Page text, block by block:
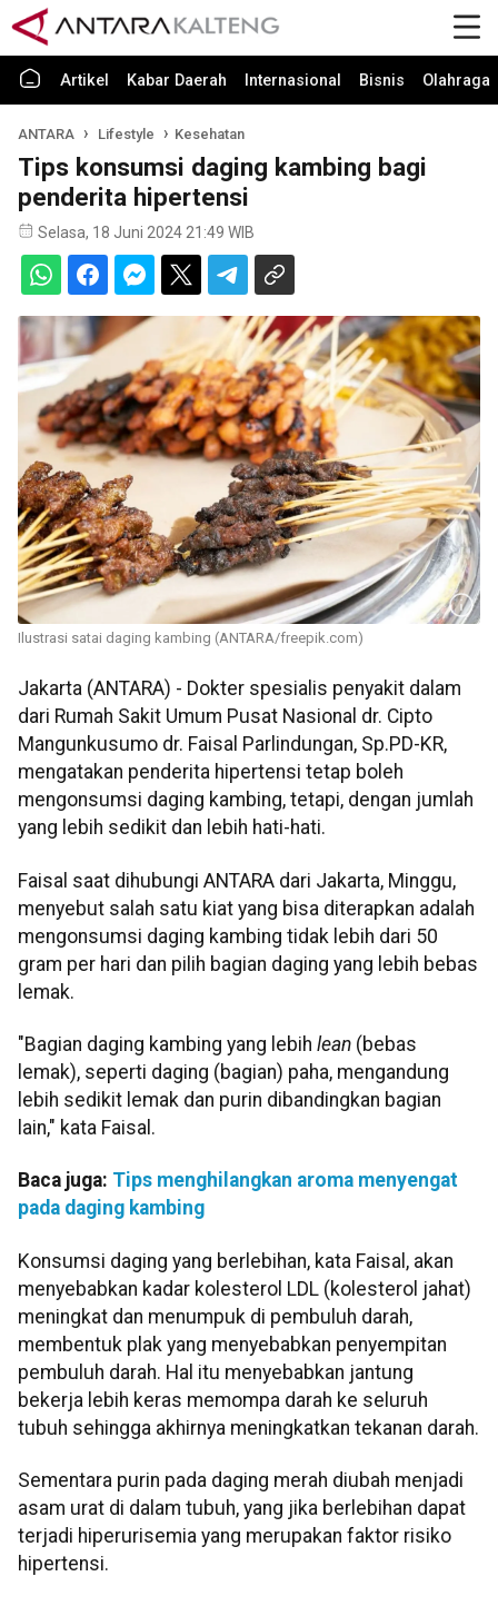
Artikel Kabar Daerah Internasional Bisnis Olahraga
ANTARA Lifestyle Kesehatan
Tips konsumsi daging kambing bagi
penderita hipertensi
Selasa, 18 Juni 2024 21:49 WIB
Ilustrasi satai daging kambing (ANTARA/freepik.com)
Jakarta (ANTARA) - Dokter spesialis penyakit dalam
dari Rumah Sakit Umum Pusat Nasional dr. Cipto
Mangunkusumo dr. Faisal Parlindungan, Sp.PD-KR,
mengatakan penderita hipertensi tetap boleh
mengonsumsi daging kambing, tetapi, dengan jumlah
yang lebih sedikit dan lebih hati-hati.
Faisal saat dihubungi ANTARA dari Jakarta, Minggu,
menyebut salah satu kiat yang bisa diterapkan adalah
mengonsumsi daging kambing tidak lebih dari 50
gram per hari dan pilih bagian daging yang lebih bebas
lemak.
"Bagian daging kambing yang lebih lean (bebas
lemak), seperti daging (bagian) paha, mengandung
lebih sedikit lemak dan purin dibandingkan bagian
lain," kata Faisal.
Baca juga: Tips menghilangkan aroma menyengat
pada daging kambing
Konsumsi daging yang berlebihan, kata Faisal, akan
menyebabkan kadar kolesterol LDL (kolesterol jahat)
meningkat dan menumpuk di pembuluh darah,
membentuk plak yang menyebabkan penyempitan
pembuluh darah. Hal itu menyebabkan jantung
bekerja lebih keras memompa darah ke seluruh
tubuh sehingga akhirnya meningkatkan tekanan darah.
Sementara purin pada daging merah diubah menjadi
asam urat di dalam tubuh, yang jika berlebihan dapat
terjadi hiperurisemia yang merupakan faktor risiko
hipertensi.